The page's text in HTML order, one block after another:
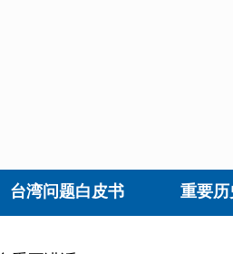
台湾问题白皮书 重要